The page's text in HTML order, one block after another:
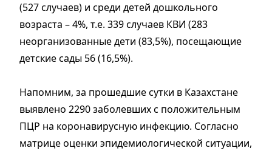
(527 случаев) и среди детей дошкольного
возраста – 4%, т.е. 339 случаев КВИ (283
неорганизованные дети (83,5%), посещающие
детские сады 56 (16,5%).
Напомним, за прошедшие сутки в Казахстане
выявлено 2290 заболевших с положительным
ПЦР на коронавирусную инфекцию. Согласно
матрице оценки эпидемиологической ситуации,